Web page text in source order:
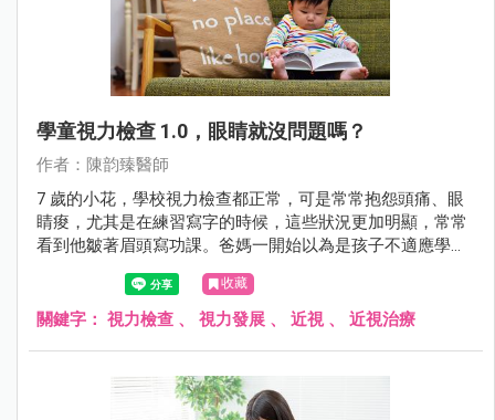
學童視力檢查 1.0，眼睛就沒問題嗎？
作者：陳韵臻醫師
7 歲的小花，學校視力檢查都正常，可是常常抱怨頭痛、眼
睛痠，尤其是在練習寫字的時候，這些狀況更加明顯，常常
看到他皺著眉頭寫功課。爸媽一開始以為是孩子不適應學校
的生活，想說一陣子應該就是適應了，但小華的抱怨越來越
多，甚至會逃避閱讀或一些近距離的用眼活動。
收藏
關鍵字： 視力檢查 、 視力發展 、 近視 、 近視治療